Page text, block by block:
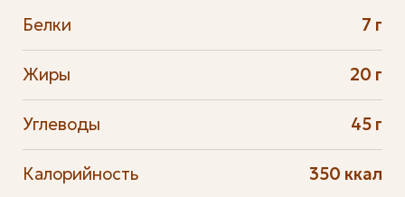
Белки 7 г
Жиры 20 г
Углеводы 45 г
Калорийность 350 ккал